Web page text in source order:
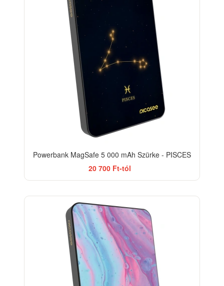
Powerbank MagSafe 5 000 mAh Szürke - PISCES
20 700 Ft-tól